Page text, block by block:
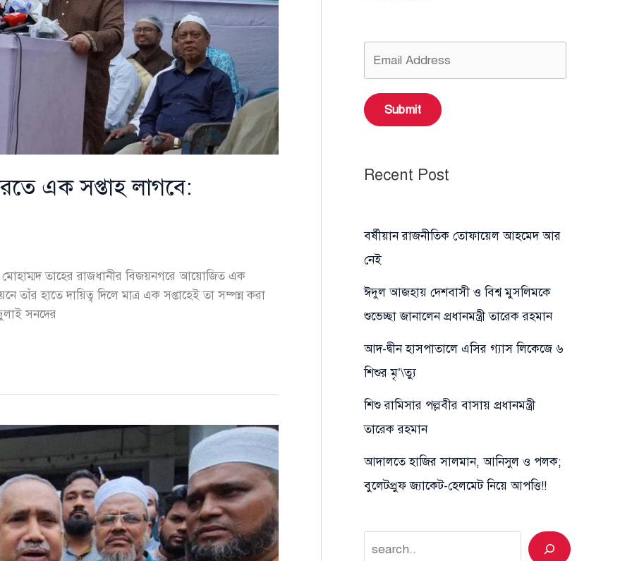
এক সপ্তাহ লাগবে:
মোহাম্মদ তাহের রাজধানীর বিজয়নগরে আয়োজিত এক
তাঁর হাতে দায়িত্ব দিলে মাত্র এক সপ্তাহেই তা সম্পন্ন করা
সনদের
Submit
Recent Post
বর্ষীয়ান রাজনীতিক তোফায়েল আহমেদ আর
নেই
ঈদুল আজহায় দেশবাসী ও বিশ্ব মুসলিমকে
শুভেচ্ছা জানালেন প্রধানমন্ত্রী তারেক রহমান
আদ-দ্বীন হাসপাতালে এসির গ্যাস লিকেজে ৬
শিশুর মৃ’\ত্যু
শিশু রামিসার পল্লবীর বাসায় প্রধানমন্ত্রী
তারেক রহমান
আদালতে হাজির সালমান, আনিসুল ও পলক;
বুলেটপ্রুফ জ্যাকেট-হেলমেট নিয়ে আপত্তি!!